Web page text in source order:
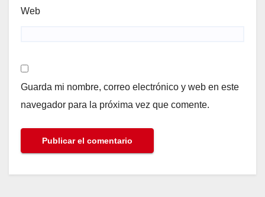
Web
Guarda mi nombre, correo electrónico y web en este
navegador para la próxima vez que comente.